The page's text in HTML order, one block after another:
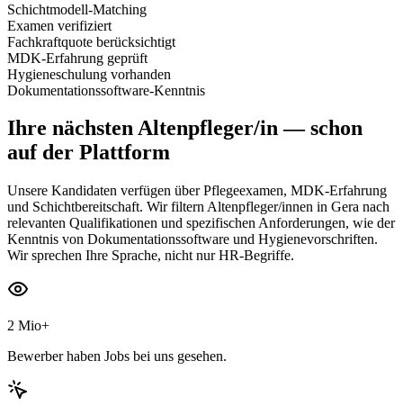
Schichtmodell-Matching
Examen verifiziert
Fachkraftquote berücksichtigt
MDK-Erfahrung geprüft
Hygieneschulung vorhanden
Dokumentationssoftware-Kenntnis
Ihre nächstenAltenpfleger/in— schon
auf der Plattform
Unsere Kandidaten verfügen über Pflegeexamen, MDK-Erfahrung
und Schichtbereitschaft. Wir filtern Altenpfleger/innen in Gera nach
relevanten Qualifikationen und spezifischen Anforderungen, wie der
Kenntnis von Dokumentationssoftware und Hygienevorschriften.
Wir sprechen Ihre Sprache, nicht nur HR-Begriffe.
2 Mio+
Bewerber haben Jobs bei uns gesehen.